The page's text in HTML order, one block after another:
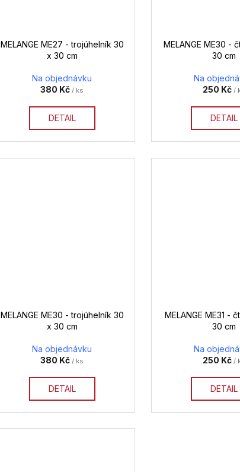
MELANGE ME27 - trojúhelník 30
x 30 cm
Na objednávku
380 Kč / ks
DETAIL
MELANGE ME30 -
30 cm
Na
250 Kč /
DETAIL
MELANGE ME30 - trojúhelník 30
x 30 cm
Na objednávku
380 Kč / ks
DETAIL
MELANGE ME31 -
30 cm
Na
250 Kč /
DETAIL